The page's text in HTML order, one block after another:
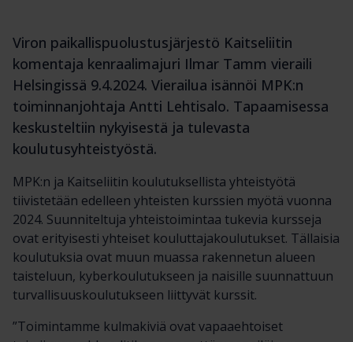
Viron paikallispuolustusjärjestö Kaitseliitin
komentaja kenraalimajuri Ilmar Tamm vieraili
Helsingissä 9.4.2024. Vierailua isännöi MPK:n
toiminnanjohtaja Antti Lehtisalo. Tapaamisessa
keskusteltiin nykyisestä ja tulevasta
koulutusyhteistyöstä.
MPK:n ja Kaitseliitin koulutuksellista yhteistyötä
tiivistetään edelleen yhteisten kurssien myötä vuonna
2024. Suunniteltuja yhteistoimintaa tukevia kursseja
ovat erityisesti yhteiset kouluttajakoulutukset. Tällaisia
koulutuksia ovat muun muassa rakennetun alueen
taisteluun, kyberkoulutukseen ja naisille suunnattuun
turvallisuuskoulutukseen liittyvät kurssit.
”Toimintamme kulmakiviä ovat vapaaehtoiset